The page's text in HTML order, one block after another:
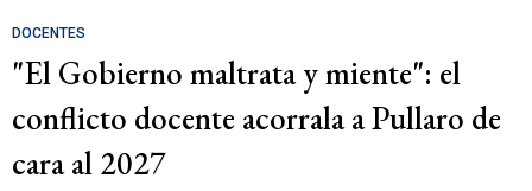
DOCENTES
"El Gobierno maltrata y miente": el
conflicto docente acorrala a Pullaro de
cara al 2027